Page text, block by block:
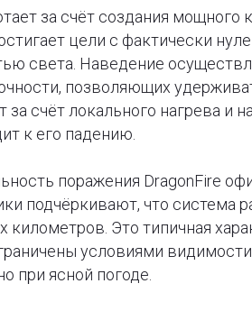
за счёт создания мощного
цели с фактически
света. Наведение
позволяющих
за счёт локального нагрева и
к его падению.
поражения DragonFire
подчёркивают, что система
километров. Это типичная
условиями
при ясной погоде.